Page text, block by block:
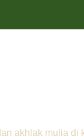
akhlak mulia di